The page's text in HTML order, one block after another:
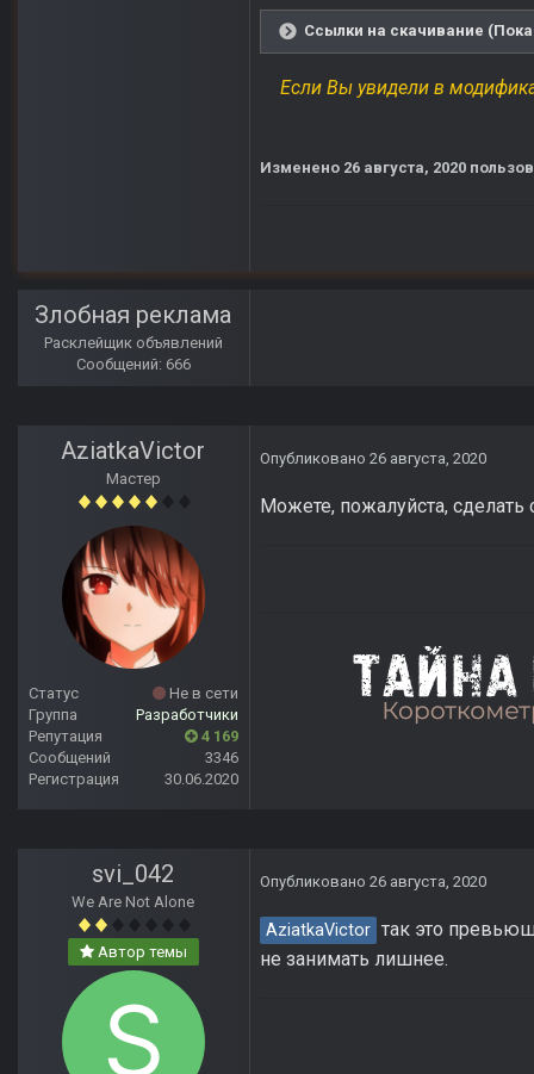
Ссылки на скачивание
Если Вы увидели в
Изменено 26 августа, 2020
Злобная реклама
Расклейщик объявлений
Сообщений: 666
AziatkaVictor
Мастер
Статус
Не в сети
Группа
Разработчики
Репутация
4 169
Сообщений
3346
Регистрация
30.06.2020
Опубликовано 26 августа, 2020
Можете, пожалуйста,
svi_042
We Are Not Alone
Автор темы
Опубликовано 26 августа, 2020
AziatkaVictor так это
не занимать лишнее.